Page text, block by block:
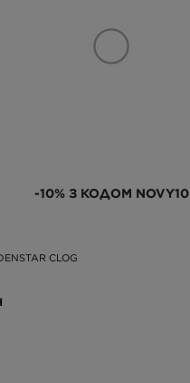
-10% З КОДОМ NOVY10
CLOG